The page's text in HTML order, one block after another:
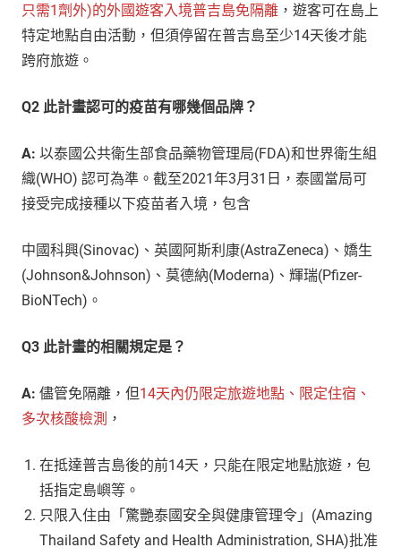
只需1劑外)的外國遊客入境普吉島免隔離 ，遊客可在島上
特定地點自由活動，但須停留在普吉島至少14天後才能
跨府旅遊。
Q2 此計畫認可的疫苗有哪幾個品牌？
A: 以泰國公共衛生部食品藥物管理局(FDA)和世界衛生組
織(WHO) 認可為準。截至2021年3月31日，泰國當局可
接受完成接種以下疫苗者入境，包含
中國科興(Sinovac)、英國阿斯利康(AstraZeneca)、嬌生
(Johnson&Johnson)、莫德納(Moderna)、輝瑞(Pfizer-
BioNTech)。
Q3 此計畫的相關規定是？
A: 儘管免隔離，但14天內仍限定旅遊地點、限定住宿、
多次核酸檢測 ，
在抵達普吉島後的前14天，只能在限定地點旅遊，包
括指定島嶼等。
只限入住由「驚艷泰國安全與健康管理令」(Amazing
Thailand Safety and Health Administration, SHA)批准